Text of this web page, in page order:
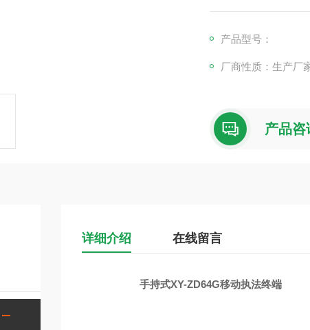
产品型号：
厂商性质：生产厂
产品咨
详细介绍 在线留言
手持式XY-ZD64G移动执法终端